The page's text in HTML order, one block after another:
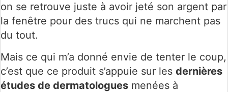
on se retrouve juste à avoir jeté son argent par
la fenêtre pour des trucs qui ne marchent pas
du tout.
Mais ce qui m’a donné envie de tenter le coup,
c’est que ce produit s’appuie sur les dernières
études de dermatologues menées à